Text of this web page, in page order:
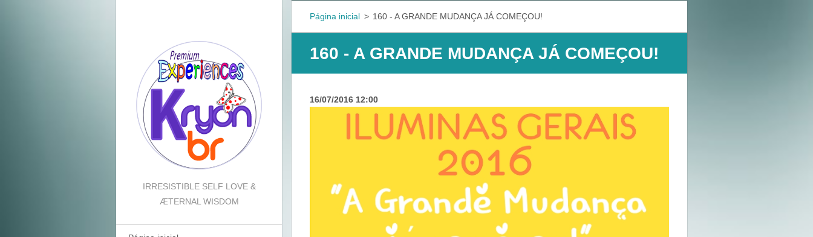
IRRESISTIBLE SELF LOVE &
ÆTERNAL WISDOM
Página inicial > 160 - A GRANDE MUDANÇA JÁ COMEÇOU!
160 - A GRANDE MUDANÇA JÁ COMEÇOU!
16/07/2016 12:00